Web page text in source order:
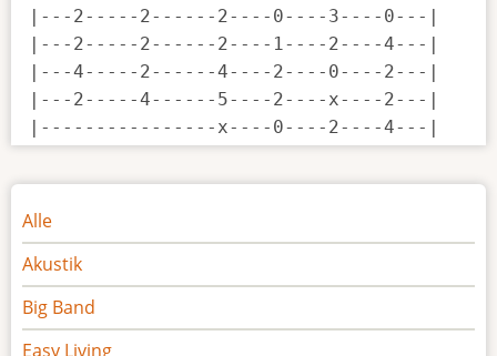
|---2-----2------2----0----3----0---|
|---2-----2------2----1----2----4---|
|---4-----2------4----2----0----2---|
|---2-----4------5----2----x----2---|
|----------------x----0----2----4---|
Noten
Alle
Akustik
Big Band
Easy Living